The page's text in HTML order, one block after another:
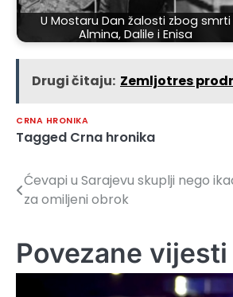
U Mostaru Dan žalosti zbog smrti
Almina, Dalile i Enisa
Drugi čitaju: Zemljotres
CRNA HRONIKA
Tagged Crna hronika
Navigacija
članaka
Ćevapi u Sarajevu skuplji nego
za omiljeni obrok
Povezane vijesti